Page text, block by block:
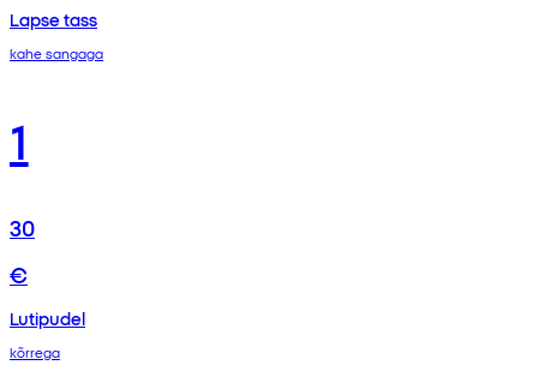
Lapse tass
kahe sangaga
1
30
€
Lutipudel
kõrrega